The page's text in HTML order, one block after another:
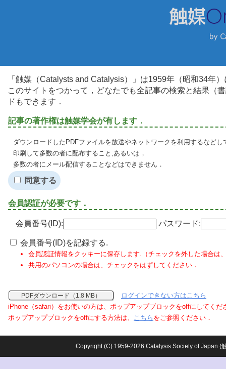
「触媒（Catalysts and Catalysis）」は1959年（昭和34年
このサイトをつかって，どなたでも全記事の検索と結果（
ドもできます．
記事の著作権は触媒学会が有します．
ダウンロードしたPDFファイルを放送やネットワークを利用するなど
印刷して多数の者に配布すること,あるいは，
多数の者にメール配信することなどはできません．
同意する
会員認証が必要です．
会員番号(ID): パスワード:
会員番号(ID)を記録する.
会員認証情報をクッキーに保存します.（チェックを外した場合は
共用のパソコンの場合は、チェックをはずしてください．
PDFダウンロード（1.8 MB）
ログインできない方はこちら
iPhone（safari）をお使いの方は、ポップアップブロックをoffにしてくだ
ポップアップブロックをoffにする方法は、 こちら をご参照ください．
Copyright (C) 1959-2026 Catalysis Society of Japan (